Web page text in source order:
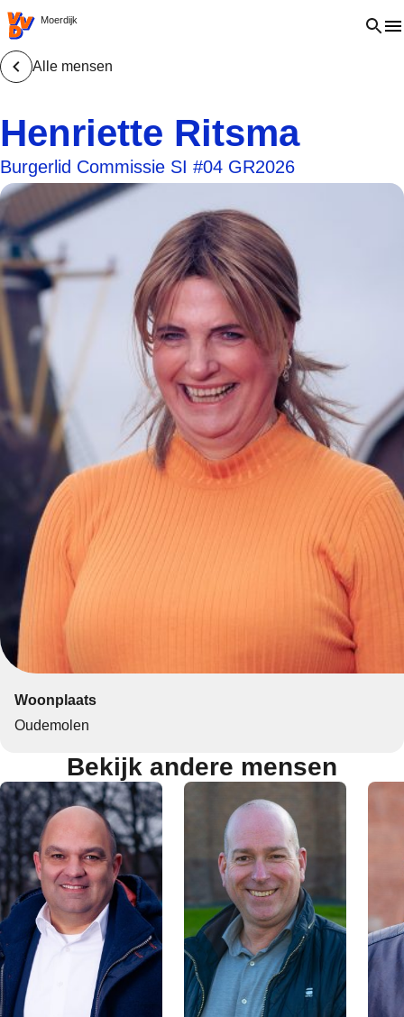
VVD.nl - Ga naar de homepage
Moerdijk Open
Alle mensen
Henriette Ritsma
Burgerlid Commissie SI #04 GR2026
Woonplaats
Oudemolen
Bekijk andere mensen